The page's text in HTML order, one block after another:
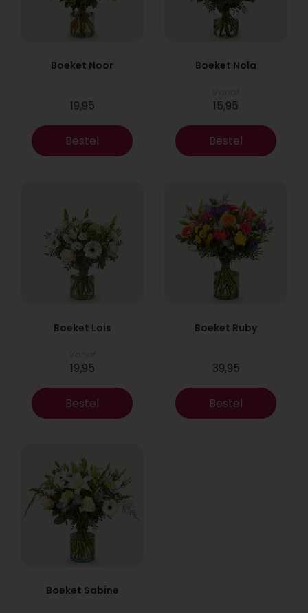
Boeket Noor
19,95
Bestel
Boeket Nola
15,95
Bestel
Boeket Lois
19,95
Bestel
Boeket Ruby
39,95
Bestel
Boeket Sabine